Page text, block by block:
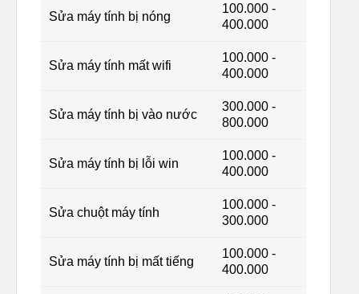
Sửa máy tính bị nóng
100.000 -
400.000
Sửa máy tính mất wifi
100.000 -
400.000
Sửa máy tính bị vào nước
300.000 -
800.000
Sửa máy tính bị lỗi win
100.000 -
400.000
Sửa chuột máy tính
100.000 -
300.000
Sửa máy tính bị mất tiếng
100.000 -
400.000